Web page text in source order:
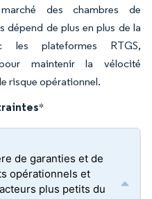
des chambres de
dépend de plus en plus de la
les plateformes RTGS,
maintenir la vélocité
risque opérationnel.
*
de garanties et de
opérationnels et
plus petits du